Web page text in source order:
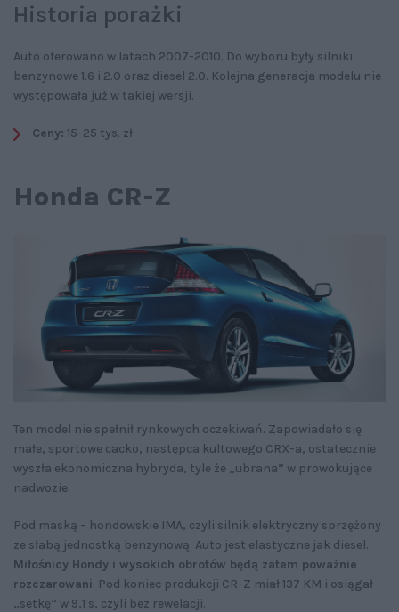
Historia porażki
Auto oferowano w latach 2007-2010. Do wyboru były silniki
benzynowe 1.6 i 2.0 oraz diesel 2.0. Kolejna generacja modelu nie
występowała już w takiej wersji.
Ceny: 15-25 tys. zł
Honda CR-Z
Ten model nie spełnił rynkowych oczekiwań. Zapowiadało się
małe, sportowe cacko, następca kultowego CRX-a, ostatecznie
wyszła ekonomiczna hybryda, tyle że „ubrana” w prowokujące
nadwozie.
Pod maską – hondowskie IMA, czyli silnik elektryczny sprzężony
ze słabą jednostką benzynową. Auto jest elastyczne jak diesel.
Miłośnicy Hondy i wysokich obrotów będą zatem poważnie
rozczarowani. Pod koniec produkcji CR-Z miał 137 KM i osiągał
„setkę” w 9,1 s, czyli bez rewelacji.